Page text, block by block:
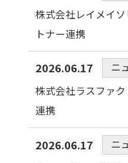
株式会社レイメイ
トナー連携
2026.06.17
ニ
株式会社ラスファ
連携
2026.06.17
ニ